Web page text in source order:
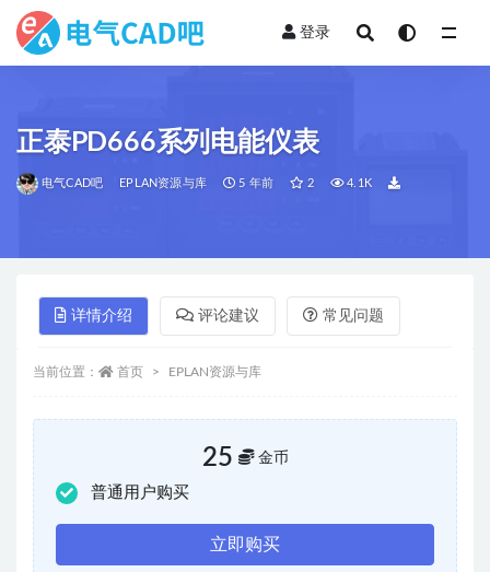
登录
正泰PD666系列电能仪表
电气CAD吧 EPLAN资源与库 5 年前 2 4.1K
详情介绍 评论建议 常见问题
当前位置： 首页 EPLAN资源与库
25 金币
普通用户购买
立即购买